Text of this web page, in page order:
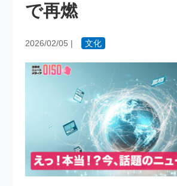
で再燃
2026/02/05 | 文化